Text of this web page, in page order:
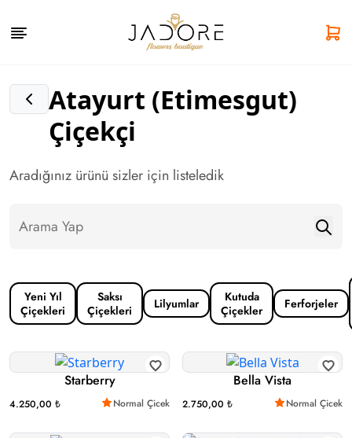
Atayurt (Etimesgut)
Çiçekçi
Aradığınız ürünü sizler için listeledik
Yeni Yıl
Çiçekleri
Saksı
Çiçekleri
Lilyumlar
Kutuda
Çiçekler
Ferforjeler
Starberry
4.250,00 ₺ Normal Çicek
Bella Vista
2.750,00 ₺ Normal Çicek